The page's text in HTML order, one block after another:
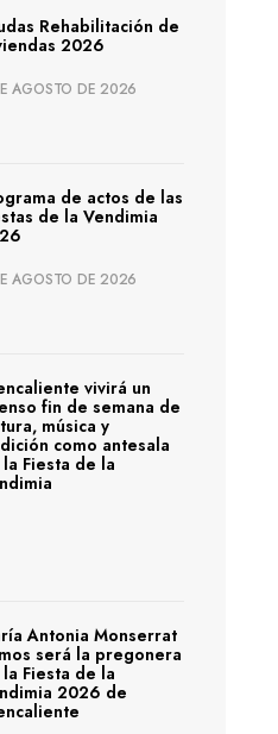
Rehabilitación de
2026
AGOSTO DE 2026
de actos de las
de la Vendimia
AGOSTO DE 2026
vivirá un
fin de semana de
música y
como antesala
Fiesta de la
Antonia Monserrat
será la pregonera
Fiesta de la
2026 de